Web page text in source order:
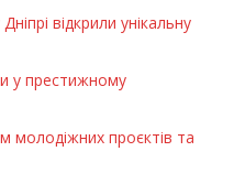
відкрили унікальну
у престижному
молодіжних проєктів та